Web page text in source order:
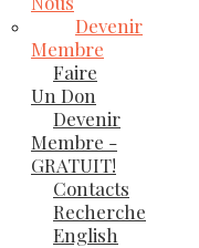
Devenir
Membre
Faire
Un Don
Devenir
Membre -
GRATUIT!
Contacts
Recherche
English